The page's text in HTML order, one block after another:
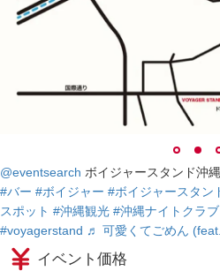
@eventsearch ボイジャースタンド沖
#バー #ボイジャー #ボイジャースタン
スポット #沖縄観光 #沖縄ナイトクラブ
#voyagerstand ♬ 可愛くてごめん
イベント価格